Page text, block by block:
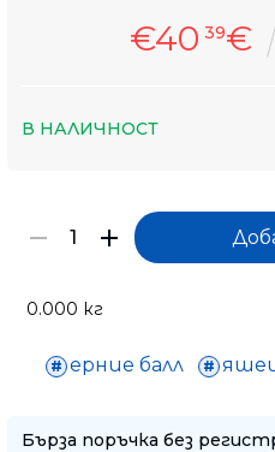
€40 39€
В НАЛИЧНОСТ
0.000 кг
ерние балл
Бърза поръчка без